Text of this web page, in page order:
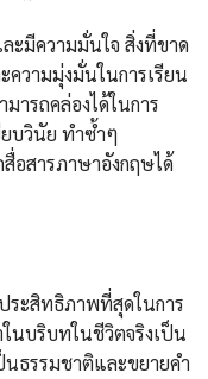
ะมีความมั่นใจ สิ่งที่ขาด
วามมุ่งมั่นในการเรียน
ารถคล่องได้ในการ
บวินัย ทำซ้ำๆ
อสารภาษาอังกฤษได้
ระสิทธิภาพที่สุดในการ
นบริบทในชีวิตจริงเป็น
ธรรมชาติและขยายคำ